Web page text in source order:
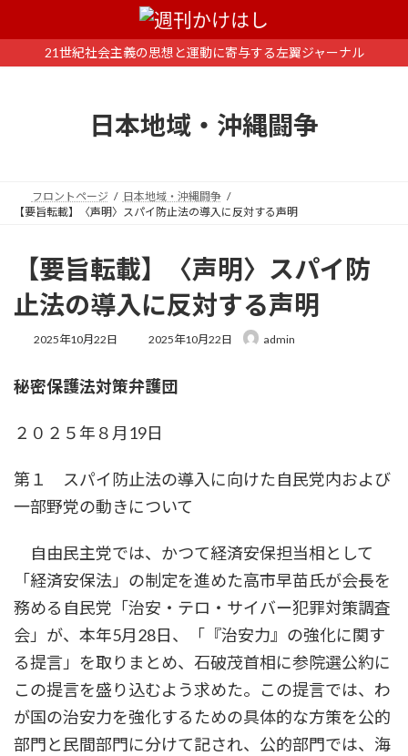
ン
ー
21世紀社会主義の思想と運動に寄与する左翼ジャーナル
日本地域・沖縄闘争
フロントページ
日本地域・沖縄闘争
【要旨転載】〈声明〉スパイ防止法の導入に反対する声明
【要旨転載】〈声明〉スパイ防
止法の導入に反対する声明
2025年10月22日
最
新
:
2025年10月22日 admin
秘密保護法対策弁護団
２０２５年８月19日
第１ スパイ防止法の導入に向けた自民党内および
一部野党の動きについて
自由民主党では、かつて経済安保担当相として
「経済安保法」の制定を進めた高市早苗氏が会長を
務める自民党「治安・テロ・サイバー犯罪対策調査
会」が、本年5月28日、「『治安力』の強化に関す
る提言」を取りまとめ、石破茂首相に参院選公約に
この提言を盛り込むよう求めた。この提言では、わ
が国の治安力を強化するための具体的な方策を公的
部門と民間部門に分けて記され、公的部門では、海